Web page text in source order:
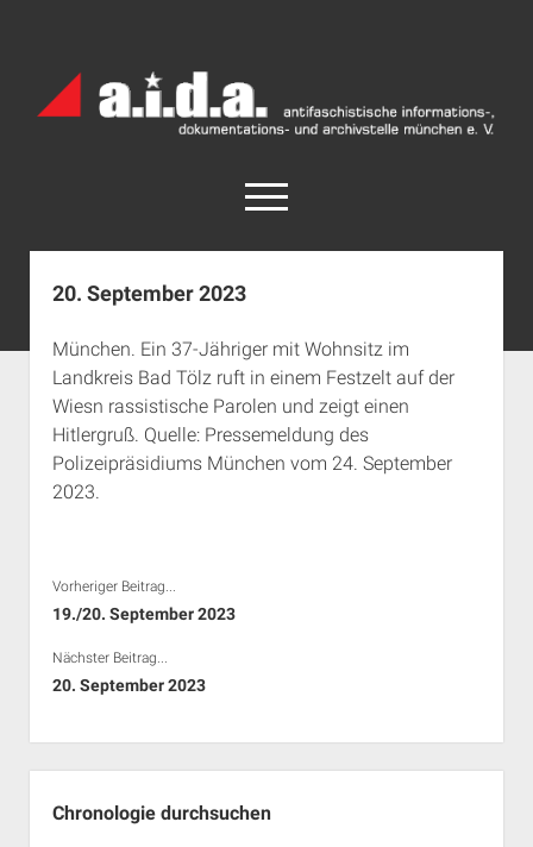
Archiv
München
open
menu
facebook
rss info@aida-archiv.de
Aktuelles
Termine
open
dropdown
menu
Antifaschistische Termine im Süden
Antifaschistische Termine in München
Chronologie
Das Archiv
open
RSS-Feeds, Twitter & Facebook
Bibliothek
20. September 2023
München. Ein 37-Jähriger mit Wohnsitz im
Landkreis Bad Tölz ruft in einem Festzelt auf der
Wiesn rassistische Parolen und zeigt einen
Hitlergruß. Quelle: Pressemeldung des
Polizeipräsidiums München vom 24. September
2023.
Vorheriger Beitrag...
19./20. September 2023
Nächster Beitrag...
20. September 2023
Chronologie durchsuchen